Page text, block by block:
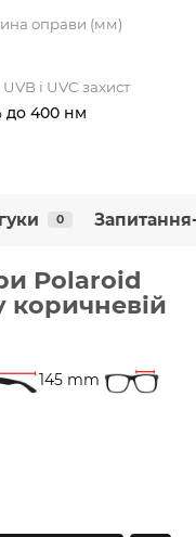
оправи (мм)
і UVC захист
до 400 нм
0
Polaroid
коричневій
145 mm